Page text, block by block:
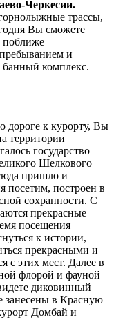
Черкесии.
трассы,
Вы сможете
поближе
и
комплекс.
дороге к курорту, Вы
территории
государство
Шелкового
пришло и
посетим, построен в
сохранности. С
прекрасные
посещения
к истории,
прекрасными и
этих мест. Далее в
флорой и фауной
диковинный
занесены в Красную
Домбай и